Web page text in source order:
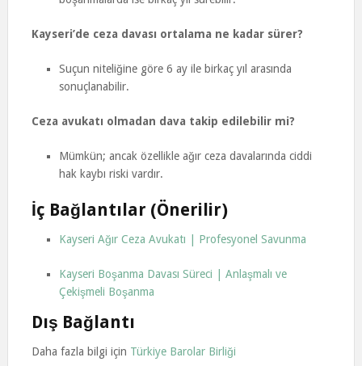
Kayseri’de ceza davası ortalama ne kadar sürer?
Suçun niteliğine göre 6 ay ile birkaç yıl arasında
sonuçlanabilir.
Ceza avukatı olmadan dava takip edilebilir mi?
Mümkün; ancak özellikle ağır ceza davalarında ciddi
hak kaybı riski vardır.
İç Bağlantılar (Önerilir)
Kayseri Ağır Ceza Avukatı | Profesyonel Savunma
Kayseri Boşanma Davası Süreci | Anlaşmalı ve
Çekişmeli Boşanma
Dış Bağlantı
Daha fazla bilgi için Türkiye Barolar Birliği